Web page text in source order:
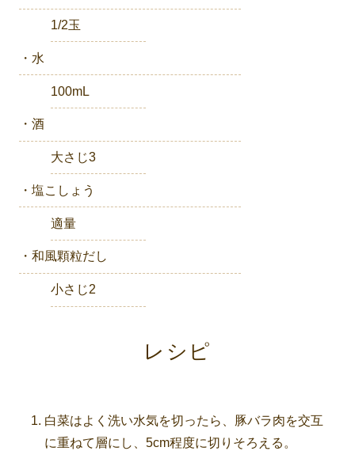
1/2玉
・水
100mL
・酒
大さじ3
・塩こしょう
適量
・和風顆粒だし
小さじ2
レシピ
白菜はよく洗い水気を切ったら、豚バラ肉を交互
に重ねて層にし、5cm程度に切りそろえる。